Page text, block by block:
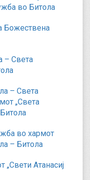
во Битола
Божествена
– Света
– Света
„Света
во хармот
– Битола
Атанасиј